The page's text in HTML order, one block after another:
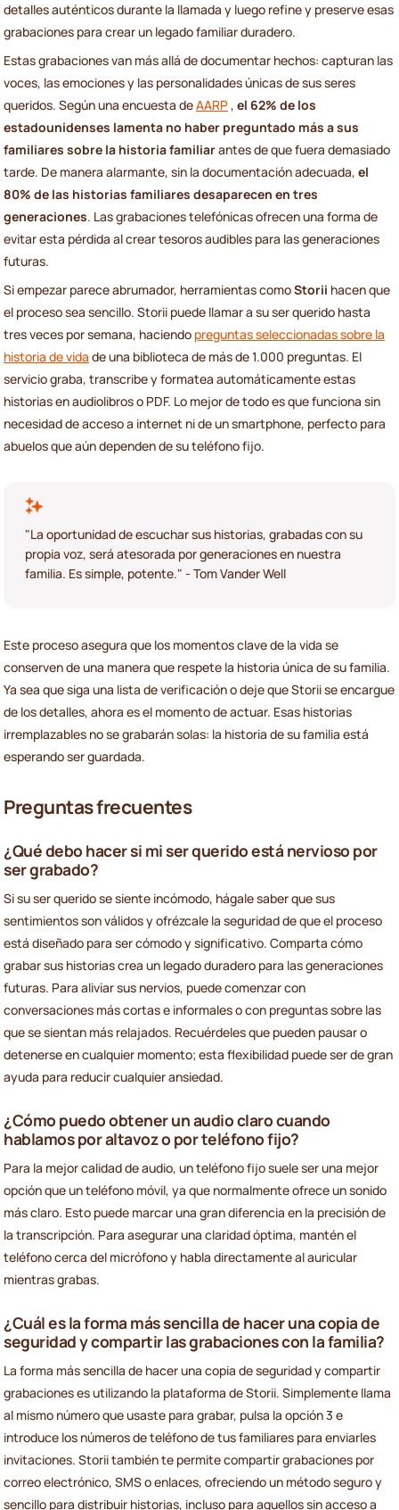
detalles auténticos durante la llamada y luego refine y preserve esas
grabaciones para crear un legado familiar duradero.
Estas grabaciones van más allá de documentar hechos: capturan las
voces, las emociones y las personalidades únicas de sus seres
queridos. Según una encuesta deAARP, el 62% de los
estadounidenses lamenta no haber preguntado más a sus
familiares sobre la historia familiarantes de que fuera demasiado
tarde. De manera alarmante, sin la documentación adecuada, el
80% de las historias familiares desaparecen en tres
generaciones. Las grabaciones telefónicas ofrecen una forma de
evitar esta pérdida al crear tesoros audibles para las generaciones
futuras.
Si empezar parece abrumador, herramientas comoStorii hacen que
el proceso sea sencillo. Storii puede llamar a su ser querido hasta
tres veces por semana, haciendo preguntas seleccionadas sobre la
historia de vida de una biblioteca de más de 1.000 preguntas. El
servicio graba, transcribe y formatea automáticamente estas
historias en audiolibros o PDF. Lo mejor de todo es que funciona sin
necesidad de acceso a internet ni de un smartphone, perfecto para
abuelos que aún dependen de su teléfono fijo.
"La oportunidad de escuchar sus historias, grabadas con su
propia voz, será atesorada por generaciones en nuestra
familia. Es simple, potente." - Tom Vander Well
Este proceso asegura que los momentos clave de la vida se
conserven de una manera que respete la historia única de su familia.
Ya sea que siga una lista de verificación o deje que Storii se encargue
de los detalles, ahora es el momento de actuar. Esas historias
irremplazables no se grabarán solas: la historia de su familia está
esperando ser guardada.
Preguntas frecuentes
¿Qué debo hacer si mi ser querido está nervioso por
ser grabado?
Si su ser querido se siente incómodo, hágale saber que sus
sentimientos son válidos y ofrézcale la seguridad de que el proceso
está diseñado para ser cómodo y significativo. Comparta cómo
grabar sus historias crea un legado duradero para las generaciones
futuras. Para aliviar sus nervios, puede comenzar con
conversaciones más cortas e informales o con preguntas sobre las
que se sientan más relajados. Recuérdeles que pueden pausar o
detenerse en cualquier momento; esta flexibilidad puede ser de gran
ayuda para reducir cualquier ansiedad.
¿Cómo puedo obtener un audio claro cuando
hablamos por altavoz o por teléfono fijo?
Para la mejor calidad de audio, un teléfono fijo suele ser una mejor
opción que un teléfono móvil, ya que normalmente ofrece un sonido
más claro. Esto puede marcar una gran diferencia en la precisión de
la transcripción. Para asegurar una claridad óptima, mantén el
teléfono cerca del micrófono y habla directamente al auricular
mientras grabas.
¿Cuál es la forma más sencilla de hacer una copia de
seguridad y compartir las grabaciones con la familia?
La forma más sencilla de hacer una copia de seguridad y compartir
grabaciones es utilizando la plataforma de Storii. Simplemente llama
al mismo número que usaste para grabar, pulsa la opción 3 e
introduce los números de teléfono de tus familiares para enviarles
invitaciones. Storii también te permite compartir grabaciones por
correo electrónico, SMS o enlaces, ofreciendo un método seguro y
sencillo para distribuir historias, incluso para aquellos sin acceso a